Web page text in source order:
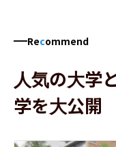
Recommend
人気の大学
学を大公開